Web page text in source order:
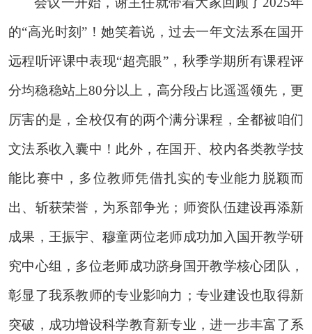
的“高光时刻”！她笑着说，过去一年文法系在国开
远程听评课中表现“超亮眼”，秋季学期所有课程评
分均稳稳站上80分以上，高分段占比遥遥领先，更
厉害的是，全校仅有的两个满分课程，全都被咱们
文法系收入囊中！此外，在国开、校内各类教学技
能比赛中，多位教师凭借扎实的专业能力脱颖而
出、斩获荣誉，为系部争光；师资队伍建设再添新
成果，王振宇、穆童两位老师成功加入国开教学研
究中心组，多位老师成功跻身国开教学核心团队，
彰显了我系教师的专业影响力；专业建设也取得新
突破，成功增设科学教育新专业，进一步丰富了系